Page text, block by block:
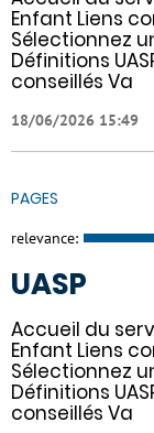
Enfant Liens
Sélectionnez
Définitions
conseillés Va
18/06/2026 15:49
PAGES
relevance:
UASP
Accueil du
Enfant Liens
Sélectionnez
Définitions
conseillés Va